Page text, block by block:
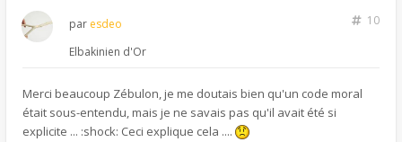
10
par esdeo
Elbakinien d'Or
Merci beaucoup Zébulon, je me doutais bien qu'un code moral
était sous-entendu, mais je ne savais pas qu'il avait été si
explicite ... :shock: Ceci explique cela ....